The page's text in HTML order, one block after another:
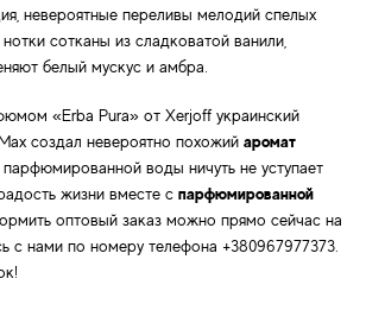
невероятные переливы мелодий спелых
сотканы из сладковатой ванили,
белый мускус и амбра.
«Erba Pura» от Xerjoff украинский
создал невероятно похожийаромат
парфюмированной воды ничуть не уступает
жизни вместе спарфюмированной
оптовый заказ можно прямо сейчас на
с нами по номеру телефона +380967977373.